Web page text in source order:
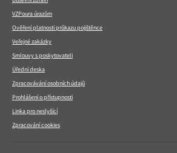
VZPoura úrazům
Ověření platnosti průkazu pojištěnce
Veřejné zakázky
Smlouvy s poskytovateli
Úřední deska
Zpracovávání osobních údajů
Prohlášení o přístupnosti
Linka pro neslyšící
Zpracování cookies